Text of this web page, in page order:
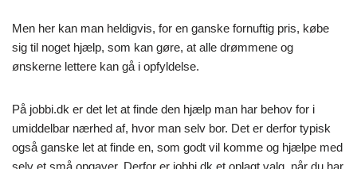
Men her kan man heldigvis, for en ganske fornuftig pris, købe
sig til noget hjælp, som kan gøre, at alle drømmene og
ønskerne lettere kan gå i opfyldelse.
På jobbi.dk er det let at finde den hjælp man har behov for i
umiddelbar nærhed af, hvor man selv bor. Det er derfor typisk
også ganske let at finde en, som godt vil komme og hjælpe med
selv et små opgaver. Derfor er jobbi.dk et oplagt valg, når du har